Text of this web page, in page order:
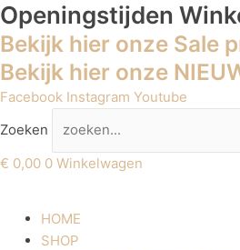
Ga
naar
de
inhoud
Openingstijden
Bekijk hier onze Sale
Bekijk hier onze
Facebook Instagram Youtube
Zoeken
€ 0,00 0 Winkelwagen
HOME
SHOP